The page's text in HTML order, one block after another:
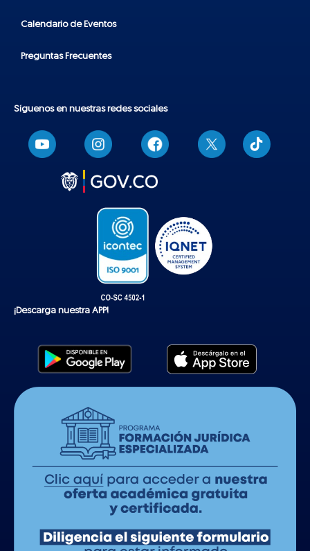
Calendario de Eventos
Preguntas Frecuentes
Síguenos en nuestras redes sociales
T
i
k
¡Descarga nuestra APP!